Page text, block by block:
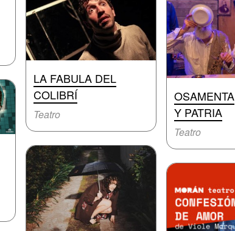
LA FABULA DEL
COLIBRÍ
Teatro
OSAMENTA
Y PATRIA
Teatro